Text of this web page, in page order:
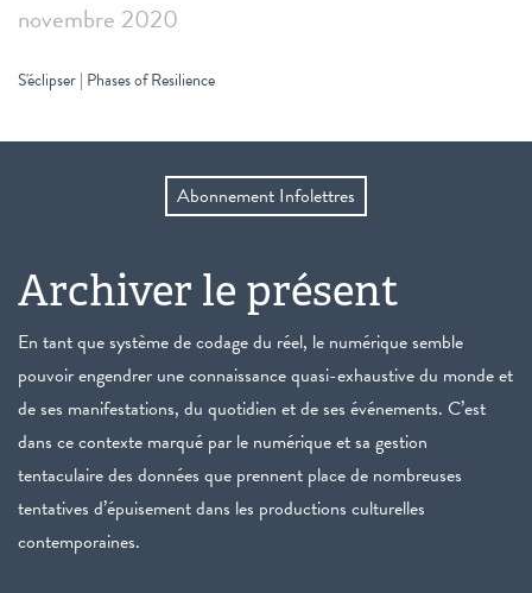
novembre 2020
S'éclipser | Phases of Resilience
Abonnement Infolettres
Archiver le présent
En tant que système de codage du réel, le numérique semble
pouvoir engendrer une connaissance quasi-exhaustive du monde et
de ses manifestations, du quotidien et de ses événements. C’est
dans ce contexte marqué par le numérique et sa gestion
tentaculaire des données que prennent place de nombreuses
tentatives d’épuisement dans les productions culturelles
contemporaines.